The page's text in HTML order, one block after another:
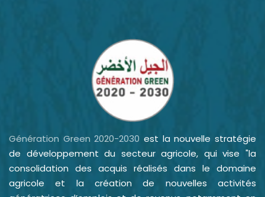
Génération Green 2020-2030 est la nouvelle stratégie
de développement du secteur agricole, qui vise "la
consolidation des acquis réalisés dans le domaine
agricole et la création de nouvelles activités